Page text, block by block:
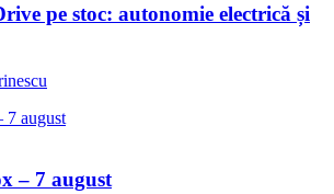
pe stoc: autonomie electrică și
– 7 august